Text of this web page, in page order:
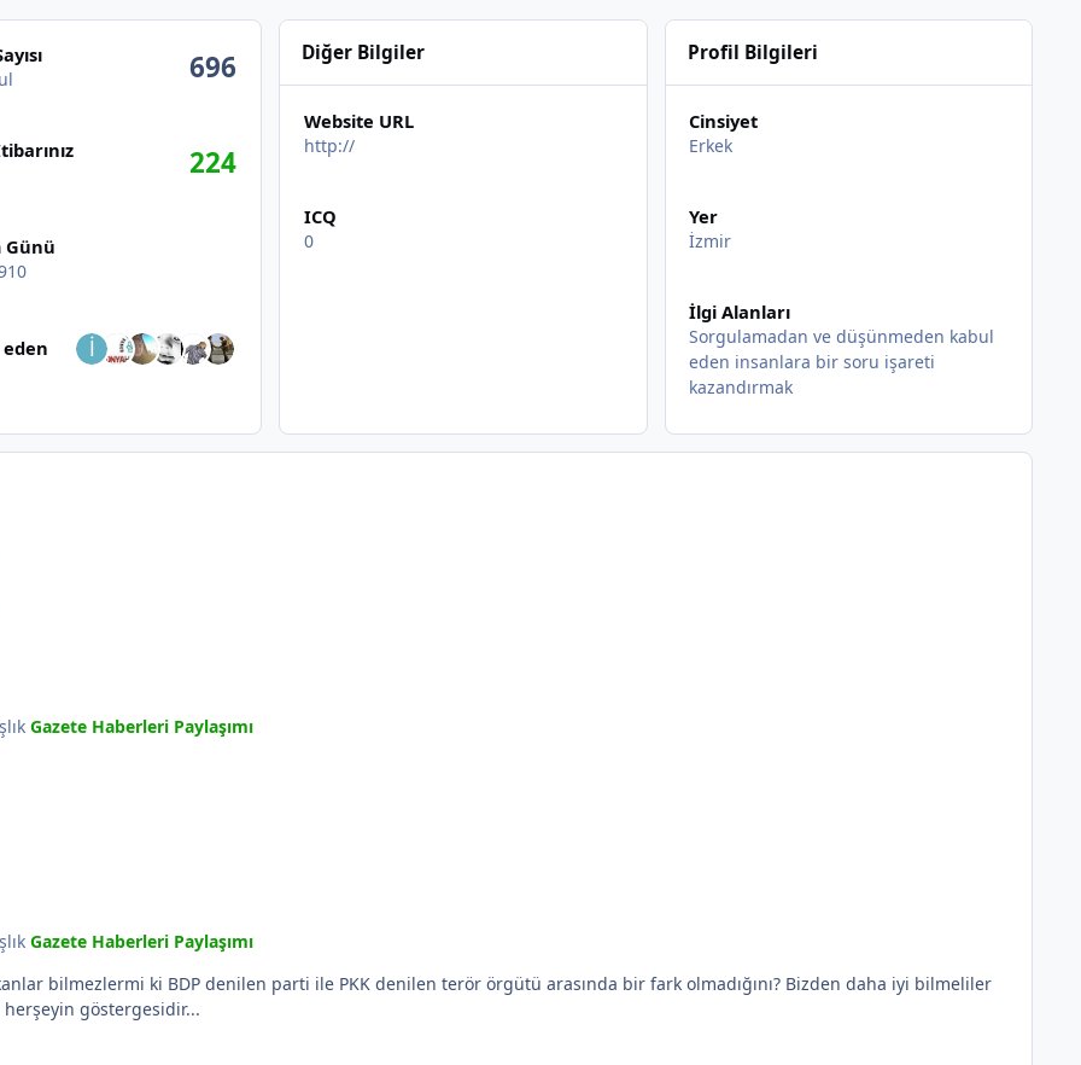
696
224
Günü
eden
Diğer Bilgiler
Website URL
http://
ICQ
0
Profil Bilgileri
Cinsiyet
Erkek
Yer
İzmir
İlgi Alanları
Sorgulamadan ve düşünmeden kabul
eden insanlara bir soru işareti
kazandırmak
Gazete Haberleri Paylaşımı
Gazete Haberleri Paylaşımı
bilmezlermi ki BDP denilen parti ile PKK denilen terör örgütü arasında bir fark olmadığını? Bizden daha iyi bilmeliler
herşeyin göstergesidir...